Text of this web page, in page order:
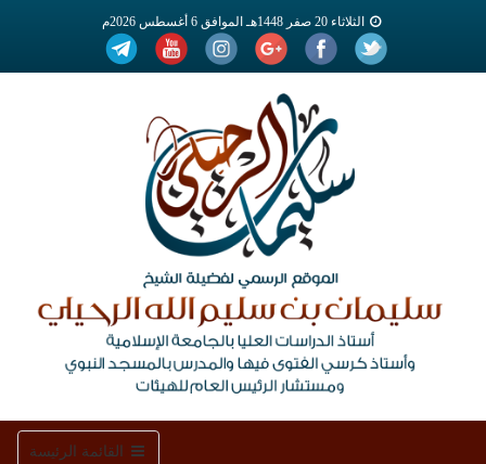
الثلاثاء 20 صفر 1448هـ الموافق 6 أغسطس 2026م
Toggleالقائمة الرئيسة